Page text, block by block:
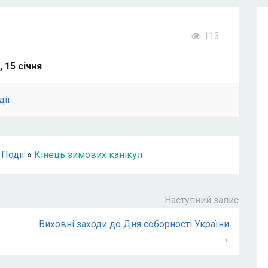
113
січня
Події » Кінець зимових канікул
Наступний запис
Виховні заходи до Дня соборності України
→